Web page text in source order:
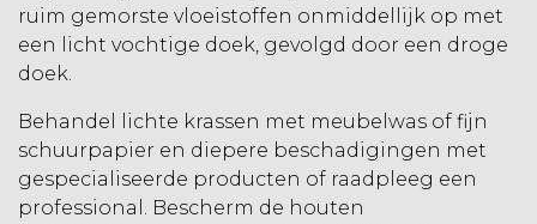
ruim gemorste vloeistoffen onmiddellijk op met
een licht vochtige doek, gevolgd door een droge
doek.
Behandel lichte krassen met meubelwas of fijn
schuurpapier en diepere beschadigingen met
gespecialiseerde producten of raadpleeg een
professional. Bescherm de houten